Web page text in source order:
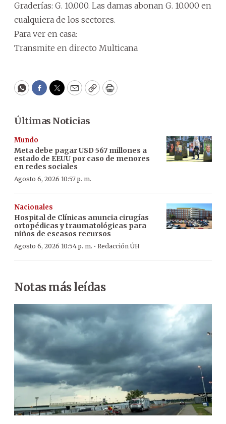
Graderías: G. 10.000. Las damas abonan G. 10.000 en
cualquiera de los sectores.
Para ver en casa:
Transmite en directo Multicana
WhatsApp
Facebook
Twitter
EmailCopyPrint
Últimas Noticias
Mundo
Meta debe pagar USD 567 millones a
estado de EEUU por caso de menores
en redes sociales
Agosto 6, 2026 10:57 p. m.
Nacionales
Hospital de Clínicas anuncia cirugías
ortopédicas y traumatológicas para
niños de escasos recursos
Agosto 6, 2026 10:54 p. m. · Redacción ÚH
Notas más leídas